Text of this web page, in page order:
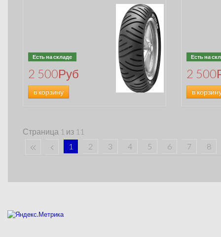
Есть на складе
2 500Руб
в корзину
Есть на
2 500
в
Страница 1 из 11
1
2 3 4 5 6 7 8